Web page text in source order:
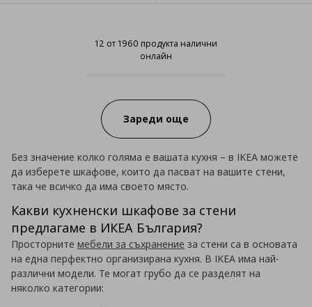
12 от 1960 продукта налични
онлайн
12 от 1960 продукта налични
Зареди още
Без значение колко голяма е вашата кухня – в IKEA можете
да изберете шкафове, които да пасват на вашите стени,
така че всичко да има своето място.
Какви кухненски шкафове за стени
предлагаме в ИКЕА България?
Просторните мебели за съхранение за стени са в основата
на една перфектно организирана кухня. В IKEA има най-
различни модели. Те могат грубо да се разделят на
няколко категории: